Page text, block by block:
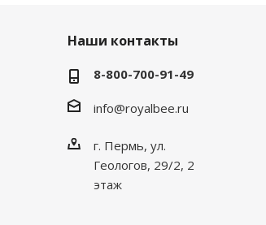
Наши контакты
8-800-700-91-49
info@royalbee.ru
г. Пермь, ул.
Геологов, 29/2, 2
этаж